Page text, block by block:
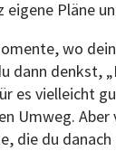
eigene Pläne
wo
dann denkst,
es vielleicht
Umweg.
die du